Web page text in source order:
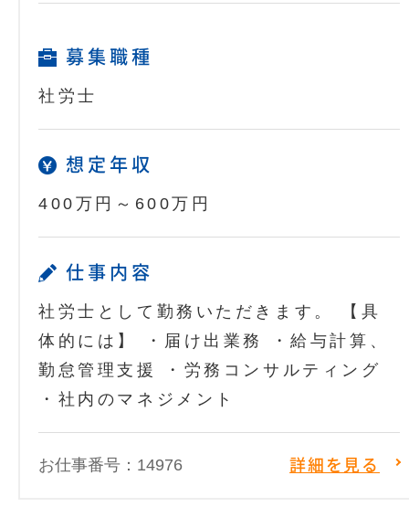
募集職種
社労士
想定年収
400万円～600万円
仕事内容
社労士として勤務いただきます。 【具
体的には】 ・届け出業務 ・給与計算、
勤怠管理支援 ・労務コンサルティング
・社内のマネジメント
お仕事番号：14976 詳細を見る